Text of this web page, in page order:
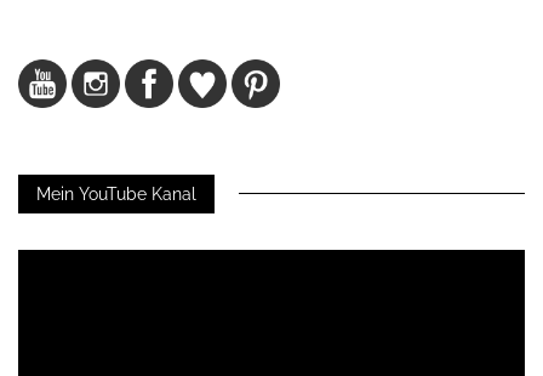
Mein YouTube Kanal